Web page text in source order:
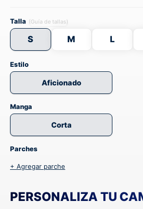
Talla (Guía de tallas)
S M L
Estilo
Aficionado
Manga
Corta
Parches
+ Agregar parche
PERSONALIZA TU